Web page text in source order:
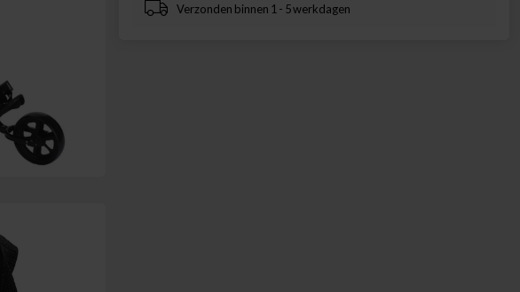
Verzonden binnen 1 - 5 werkdagen